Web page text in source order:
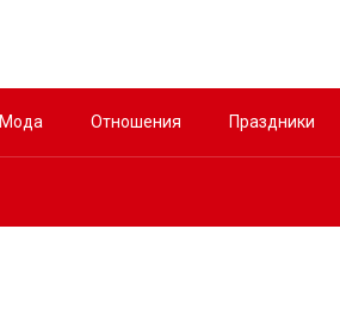
Мода Отношения Праздники